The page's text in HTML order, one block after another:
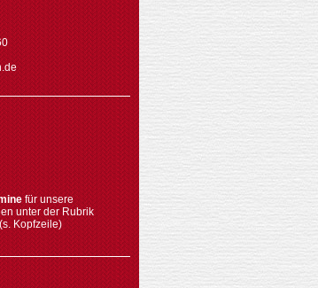
für unsere
unter der Rubrik
Kopfzeile)